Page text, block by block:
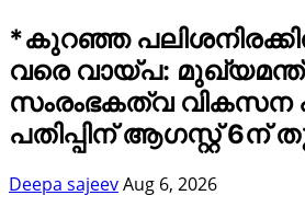
*കുറഞ്ഞ
വരെ വായ്പ:
സംരംഭകത്വ വികസന
പതിപ്പിന് ആഗസ്റ്റ് 6ന്
Deepa sajeevAug 6, 2026